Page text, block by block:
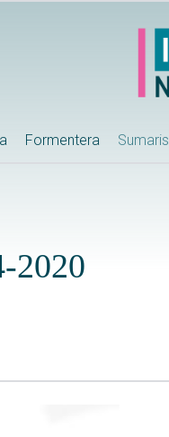
Formentera Sumaris
2020